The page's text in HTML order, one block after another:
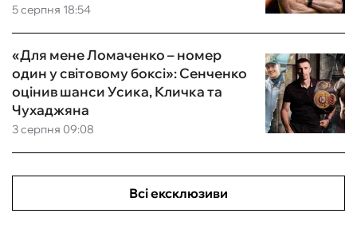
5 серпня 18:54
3 серпня 09:08
«Для мене Ломаченко – номер
один у світовому боксі»: Сенченко
оцінив шанси Усика, Кличка та
Чухаджяна
Всі ексклюзиви